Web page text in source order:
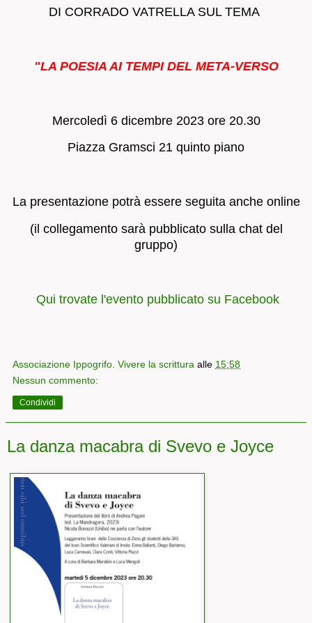
DI CORRADO VATRELLA SUL TEMA
"LA POESIA AI TEMPI DEL META-VERSO
Mercoledì 6 dicembre 2023 ore 20.30
Piazza Gramsci 21 quinto piano
La presentazione potrà essere seguita anche online
(il collegamento sarà pubblicato sulla chat del
gruppo)
Qui trovate l'evento pubblicato su Facebook
Associazione Ippogrifo. Vivere la scrittura alle 15:58
Nessun commento:
Condividi
La danza macabra di Svevo e Joyce